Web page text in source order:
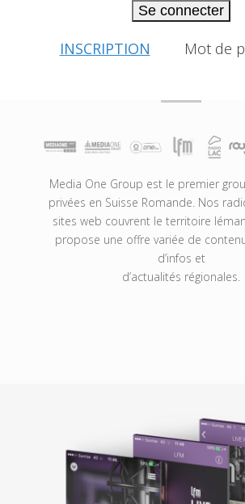
Se connecter
INSCRIPTION Mot de
Media One Group est le premier
privées en Suisse Romande. Nos
sites web couvrent le territoire
propose une offre variée de
d’infos et
d’actualités régionales.